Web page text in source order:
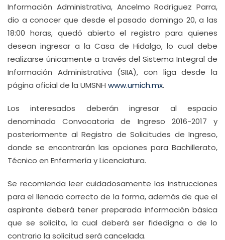
Información Administrativa, Ancelmo Rodríguez Parra,
dio a conocer que desde el pasado domingo 20, a las
18:00 horas, quedó abierto el registro para quienes
desean ingresar a la Casa de Hidalgo, lo cual debe
realizarse únicamente a través del Sistema Integral de
Información Administrativa (SIIA), con liga desde la
página oficial de la UMSNH www.umich.mx.
Los interesados deberán ingresar al espacio
denominado Convocatoria de Ingreso 2016-2017 y
posteriormente al Registro de Solicitudes de Ingreso,
donde se encontrarán las opciones para Bachillerato,
Técnico en Enfermería y Licenciatura.
Se recomienda leer cuidadosamente las instrucciones
para el llenado correcto de la forma, además de que el
aspirante deberá tener preparada información básica
que se solicita, la cual deberá ser fidedigna o de lo
contrario la solicitud será cancelada.